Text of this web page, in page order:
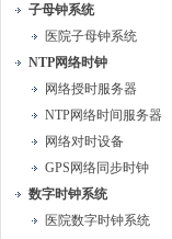
子母钟系统
医院子母钟系统
NTP网络时钟
网络授时服务器
NTP网络时间服务器
网络对时设备
GPS网络同步时钟
数字时钟系统
医院数字时钟系统